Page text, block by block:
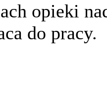
opieki
do pracy.